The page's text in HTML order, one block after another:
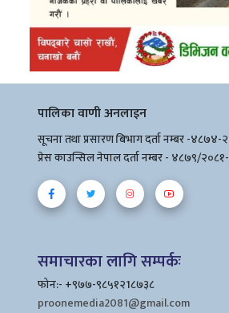
पालिका वाणी अनलाइन
सूचना तथा प्रसारण बिभाग दर्ता नम्बर -
प्रेस काउन्सिल नेपाल दर्ता नम्बर - ४८७९/
समाचारका लागि सम्पर्कः
फोन:- +९७७-९८५१२1८७३८
proonemedia2081@gmail.com